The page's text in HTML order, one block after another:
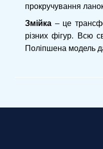
прокручування
Змійка – це
різних фігур. Всю
Поліпшена модель